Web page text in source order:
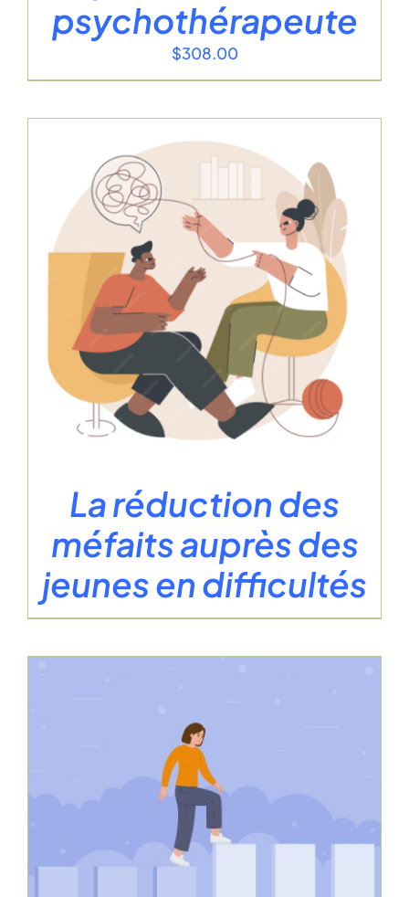
psychothérapeute
$308.00
La réduction des
méfaits auprès des
jeunes en difficultés